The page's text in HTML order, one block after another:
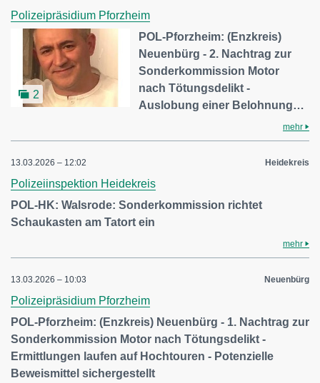
Polizeipräsidium Pforzheim
2
POL-Pforzheim: (Enzkreis)
Neuenbürg - 2. Nachtrag zur
Sonderkommission Motor
nach Tötungsdelikt -
Auslobung einer Belohnung…
mehr
13.03.2026 – 12:02 Heidekreis
Polizeiinspektion Heidekreis
POL-HK: Walsrode: Sonderkommission richtet
Schaukasten am Tatort ein
mehr
13.03.2026 – 10:03 Neuenbürg
Polizeipräsidium Pforzheim
POL-Pforzheim: (Enzkreis) Neuenbürg - 1. Nachtrag zur
Sonderkommission Motor nach Tötungsdelikt -
Ermittlungen laufen auf Hochtouren - Potenzielle
Beweismittel sichergestellt